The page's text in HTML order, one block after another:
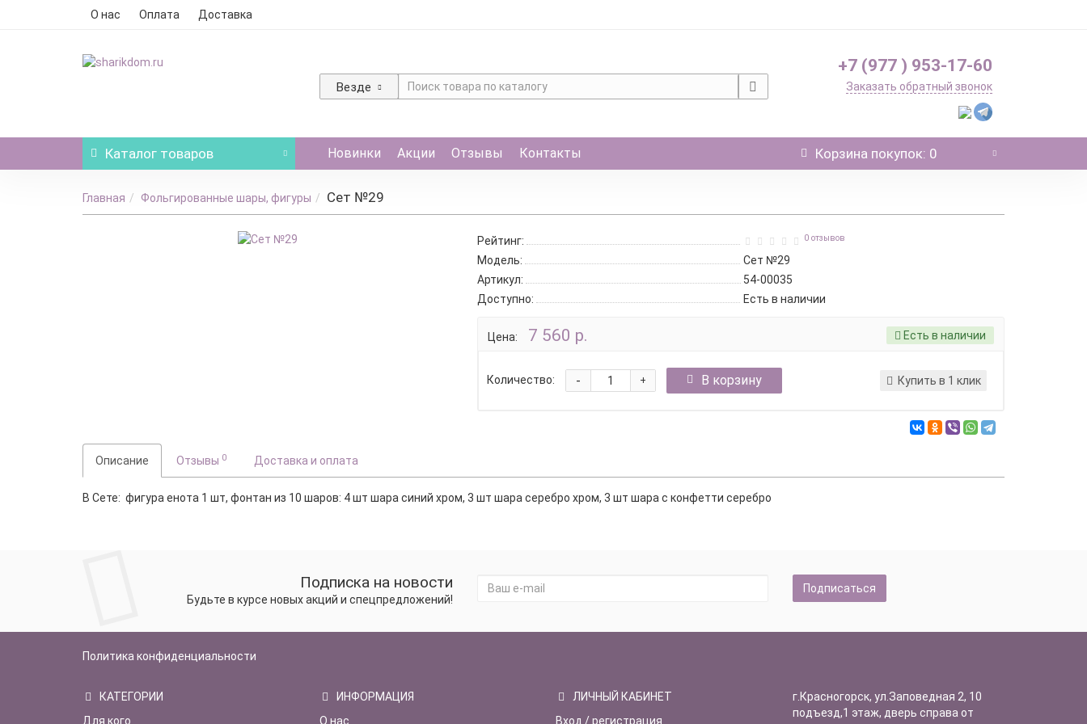
О нас Оплата Доставка
Везде
+7 (977 ) 953-17-60
Заказать обратный звонок
Каталог товаров Новинки Акции Отзывы Контакты Корзина покупок: 0
Главная Фольгированные шары, фигуры Сет №29
Рейтинг: 0 отзывов
Модель:
Сет №29
Артикул:
54-00035
Доступно:
Есть в наличии
Цена: 7 560 р. Есть в наличии
Количество: +
- В корзину Купить в 1 клик
Описание Отзывы 0 Доставка и оплата
В Сете: фигура енота 1 шт, фонтан из 10 шаров: 4 шт шара синий хром, 3 шт шара серебро хром, 3 шт шара с конфетти серебро
Подписка на новости
Будьте в курсе новых акций и спецпредложений!
Подписаться
Политика конфиденциальности
КАТЕГОРИИ
Для кого
ИНФОРМАЦИЯ
О нас
ЛИЧНЫЙ КАБИНЕТ
Вход / регистрация
г.Красногорск, ул.Заповедная 2, 10
подъезд,1 этаж, дверь справа от